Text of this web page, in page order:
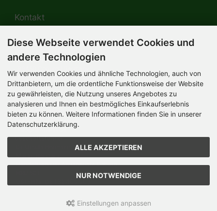
Kontakt
HERMANN-Spielwaren GmbH
Werksverkauf / Postadresse:
Im Grund 9-11
Mo-Do 8.00 bis 16.30 Uhr
Bürozeiten:
Mo-Do 8.00 bis 16.30 Uhr
Fr 8.00 bis 12.30 Uhr
+49 (0) 09561 85900
info@hermann.de
Geschäftsführer
Martin Hermann
Handelsregister Amtsgericht Coburg
Diese Webseite verwendet Cookies und
andere Technologien
Wir verwenden Cookies und ähnliche Technologien, auch von
Drittanbietern, um die ordentliche Funktionsweise der Website
zu gewährleisten, die Nutzung unseres Angebotes zu
analysieren und Ihnen ein bestmögliches Einkaufserlebnis
bieten zu können. Weitere Informationen finden Sie in unserer
Datenschutzerklärung.
ALLE AKZEPTIEREN
NUR NOTWENDIGE
Einstellungen anpassen